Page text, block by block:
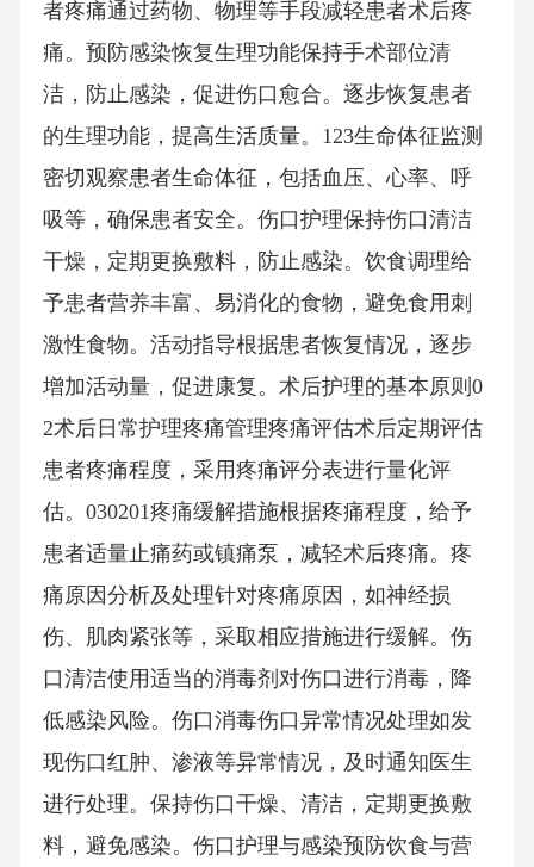
者疼痛通过药物、物理等手段减轻患者术后疼
痛。预防感染恢复生理功能保持手术部位清
洁，防止感染，促进伤口愈合。逐步恢复患者
的生理功能，提高生活质量。123生命体征监测
密切观察患者生命体征，包括血压、心率、呼
吸等，确保患者安全。伤口护理保持伤口清洁
干燥，定期更换敷料，防止感染。饮食调理给
予患者营养丰富、易消化的食物，避免食用刺
激性食物。活动指导根据患者恢复情况，逐步
增加活动量，促进康复。术后护理的基本原则0
2术后日常护理疼痛管理疼痛评估术后定期评估
患者疼痛程度，采用疼痛评分表进行量化评
估。030201疼痛缓解措施根据疼痛程度，给予
患者适量止痛药或镇痛泵，减轻术后疼痛。疼
痛原因分析及处理针对疼痛原因，如神经损
伤、肌肉紧张等，采取相应措施进行缓解。伤
口清洁使用适当的消毒剂对伤口进行消毒，降
低感染风险。伤口消毒伤口异常情况处理如发
现伤口红肿、渗液等异常情况，及时通知医生
进行处理。保持伤口干燥、清洁，定期更换敷
料，避免感染。伤口护理与感染预防饮食与营